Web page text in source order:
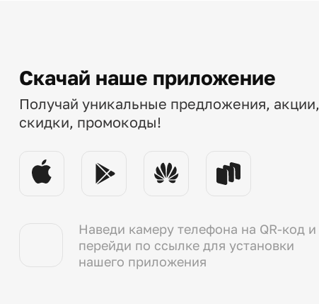
Скачай наше приложение
Получай уникальные предложения, акции,
скидки, промокоды!
Наведи камеру телефона на QR-код и
перейди по ссылке для установки
нашего приложения